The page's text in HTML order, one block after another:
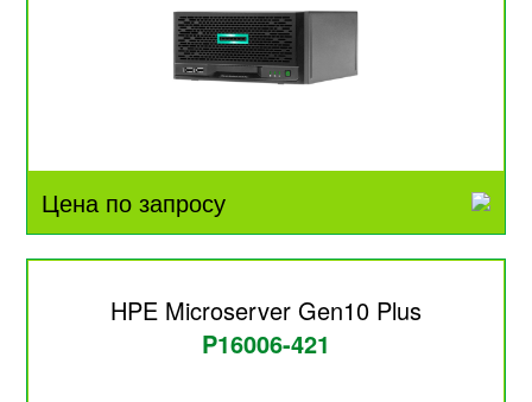
Цена по запросу
HPE Microserver Gen10 Plus
P16006-421